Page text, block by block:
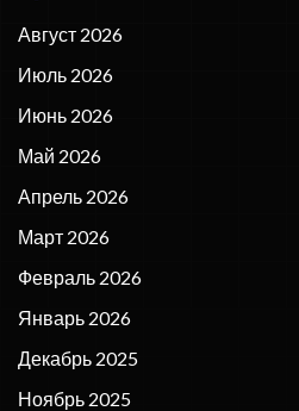
Август 2026
Июль 2026
Июнь 2026
Май 2026
Апрель 2026
Март 2026
Февраль 2026
Январь 2026
Декабрь 2025
Ноябрь 2025